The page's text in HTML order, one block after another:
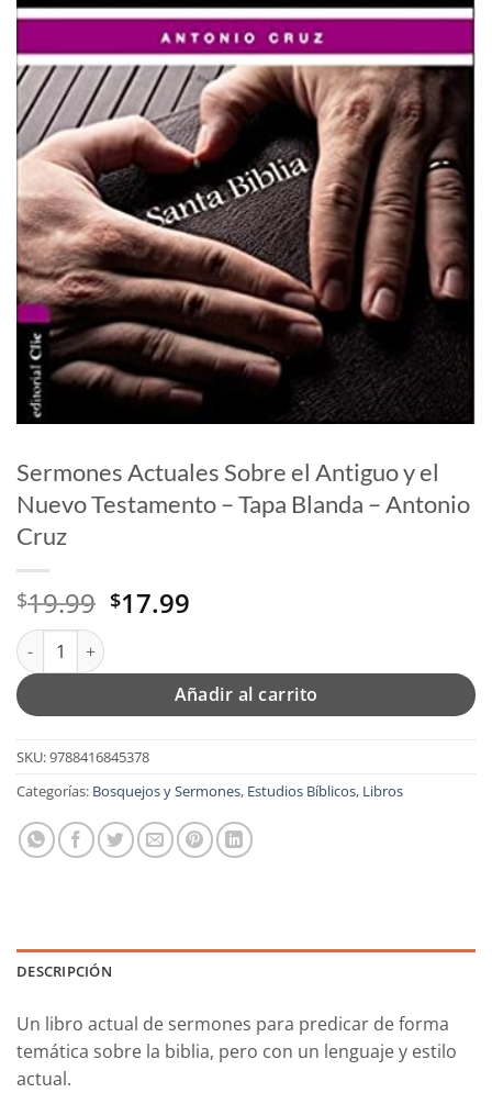
Sermones Actuales Sobre el Antiguo y el
Nuevo Testamento – Tapa Blanda – Antonio
Cruz
$19.99 El
era:
$19.99.
$17.99
es:
$17.99.
Sermones Actuales Sobre el Antiguo y el Nuevo Testamento -
Añadir al carrito
SKU:9788416845378
Categorías: Bosquejos y Sermones, Estudios Bíblicos, Libros
DESCRIPCIÓN
Un libro actual de sermones para predicar de forma
temática sobre la biblia, pero con un lenguaje y estilo
actual.